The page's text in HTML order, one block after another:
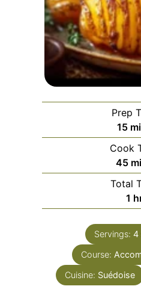
Prep
15
Cook
45
Total
1
Servings: 4
Course:
Cuisine: Suédoise